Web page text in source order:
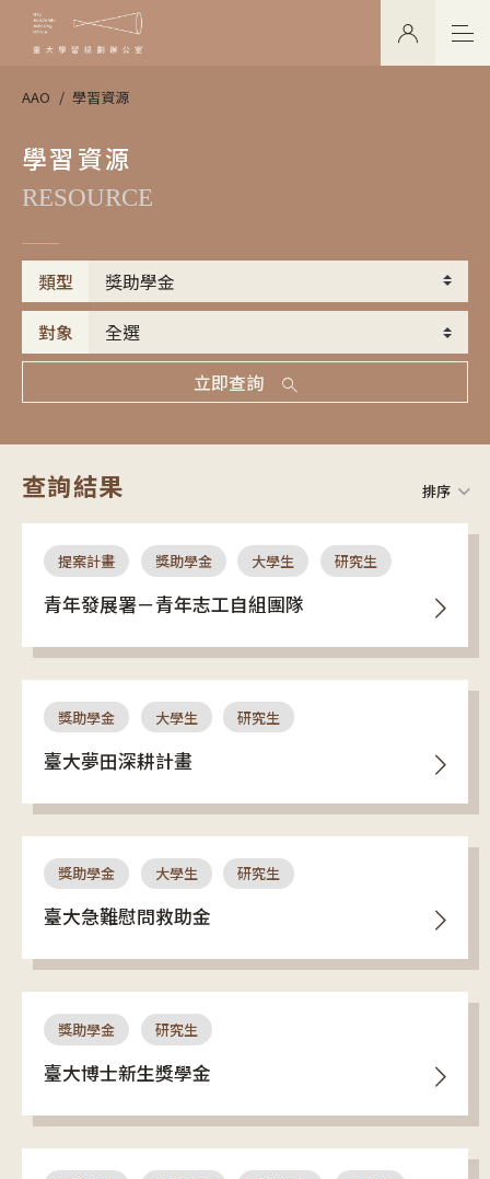
AAO 學習資源
學習資源
RESOURCE
類型
對象
立即查詢
查詢結果 排序
提案計畫 獎助學金 大學生 研究生
青年發展署－青年志工自組團隊
獎助學金 大學生 研究生
臺大夢田深耕計畫
獎助學金 大學生 研究生
臺大急難慰問救助金
獎助學金 研究生
臺大博士新生獎學金